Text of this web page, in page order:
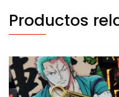
Productos